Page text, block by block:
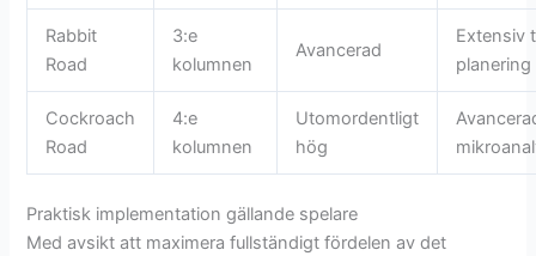
Rabbit
Road
3:e
kolumnen
Avancerad
Extensiv
planering
Cockroach
Road
4:e
kolumnen
Utomordentligt
hög
Praktisk implementation gällande spelare
Med avsikt att maximera fullständigt fördelen av det